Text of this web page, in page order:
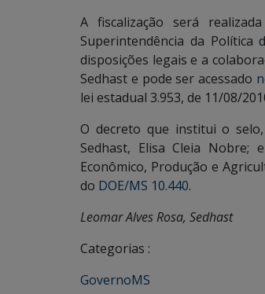
A fiscalização será
Superintendência da Política
disposições legais e a
Sedhast e pode ser acessado
lei estadual 3.953, de 11/08/
O decreto que institui o
Sedhast, Elisa Cleia Nobre;
Econômico, Produção e
do DOE/MS 10.440.
Leomar Alves Rosa, Sedhast
Categorias :
GovernoMS